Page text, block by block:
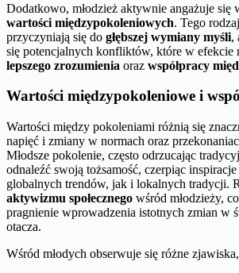
Dodatkowo, młodzież aktywnie angażuje się
wartości międzypokoleniowych. Tego
przyczyniają się do głębszej wymiany myśli,
się potencjalnych konfliktów, które w efekcie
lepszego zrozumienia oraz współpracy
Wartości międzypokoleniowe i
Wartości między pokoleniami różnią się
napięć i zmiany w normach oraz
Młodsze pokolenie, często odrzucając
odnaleźć swoją tożsamość, czerpiąc
globalnych trendów, jak i lokalnych tradycji.
aktywizmu społecznego wśród młodzieży,
pragnienie wprowadzenia istotnych zmian w
otacza.
Wśród młodych obserwuje się różne